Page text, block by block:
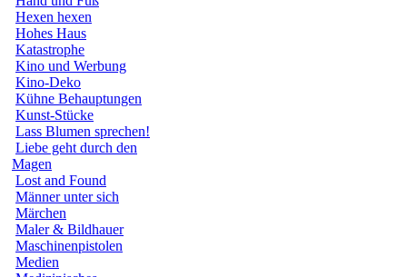
Hexen hexen
Hohes Haus
Katastrophe
Kino und Werbung
Kino-Deko
Kühne Behauptungen
Kunst-Stücke
Lass Blumen sprechen!
Liebe geht durch den
Magen
Lost and Found
Männer unter sich
Märchen
Maler & Bildhauer
Maschinenpistolen
Medien